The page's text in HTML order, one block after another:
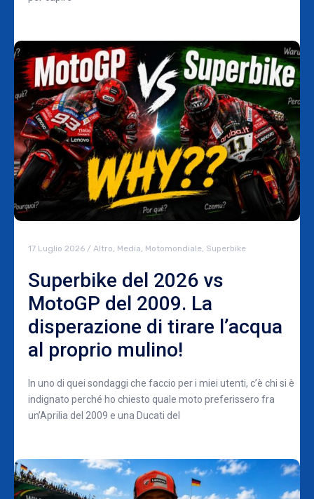
17 Luglio 2026 / Altro Media Motomondiale Superbike
Superbike del 2026 vs
MotoGP del 2009. La
disperazione di tirare l’acqua
al proprio mulino!
In uno di quei sondaggi che faccio per i miei utenti, c’è chi si è
indignato perché ho chiesto quale moto preferissero fra
un’Aprilia del 2009 e una Ducati del